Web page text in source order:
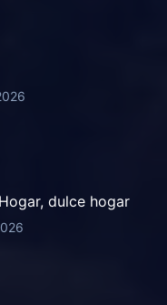
dulce hogar